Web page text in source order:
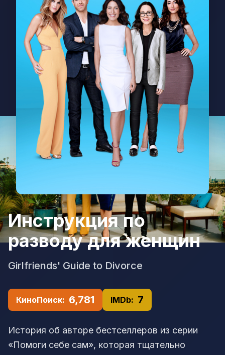
Инструкция по
разводу для женщин
Girlfriends' Guide to Divorce
КиноПоиск: 6,781 IMDb: 7
История об авторе бестселлеров из серии
«Помоги себе сам», которая тщательно